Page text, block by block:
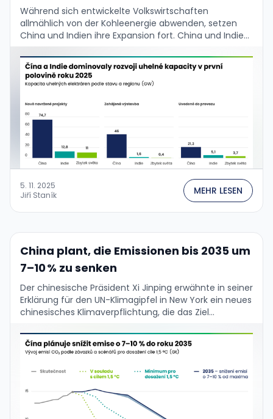
Während sich entwickelte Volkswirtschaften
allmählich von der Kohleenergie abwenden, setzen
China und Indien ihre Expansion fort. China und Indien
Kohlekapazität in der ersten …
5. 11. 2025
Jiří Staník
MEHR LESEN
China plant, die Emissionen bis 2035 um
7–10 % zu senken
Der chinesische Präsident Xi Jinping erwähnte in seiner
Erklärung für den UN-Klimagipfel in New York ein neues
chinesisches Klimaverpflichtung, die das Ziel
Treibhausgasemissionen in der …